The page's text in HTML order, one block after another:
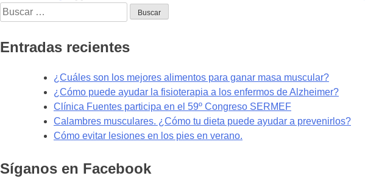
debes
si
durante
la
cuarentena.”
Buscar:
Entradas recientes
¿Cuáles son los mejores alimentos para ganar masa muscular?
¿Cómo puede ayudar la fisioterapia a los enfermos de Alzheimer?
Clínica Fuentes participa en el 59º Congreso SERMEF
Calambres musculares. ¿Cómo tu dieta puede ayudar a prevenirlos?
Cómo evitar lesiones en los pies en verano.
Síganos en Facebook